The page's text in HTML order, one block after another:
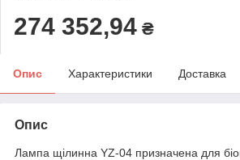
274 352,94 ₴
Опис Характеристики Доставка
Опис
Лампа щілинна YZ-04 призначена для